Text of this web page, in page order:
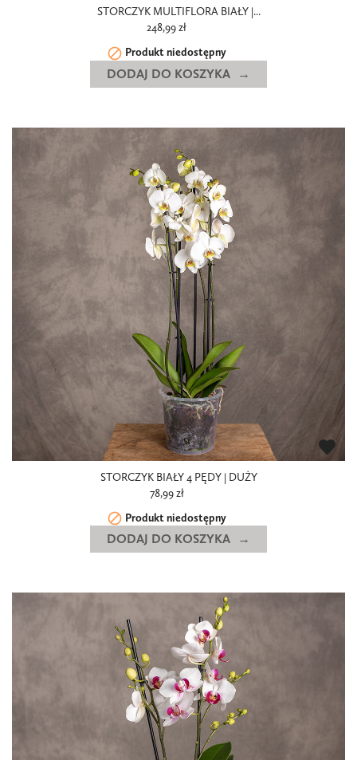
STORCZYK MULTIFLORA BIAŁY |...
248,99 zł
 Produkt niedostępny
DODAJ DO KOSZYKA
STORCZYK BIAŁY 4 PĘDY | DUŻY
78,99 zł
 Produkt niedostępny
favorite
DODAJ DO KOSZYKA